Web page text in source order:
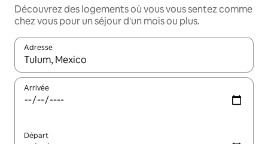
Découvrez des logements où vous vous sentez comme
chez vous pour un séjour d'un mois ou plus.
Adresse
Lorsque les résultats s'affichent, utilisez les flèches vers le
Arrivée
Départ